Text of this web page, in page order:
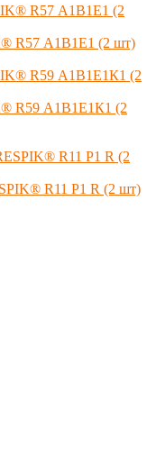
R57 А1В1Е1 (2 шт)
R59 А1В1Е1К1 (2
R11 P1 R (2 шт)